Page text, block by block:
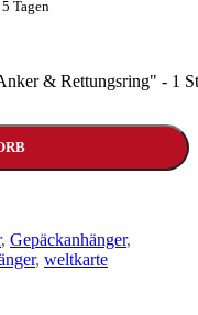
Tagen
& Rettungsring" - 1
, Gepäckanhänger,
, weltkarte